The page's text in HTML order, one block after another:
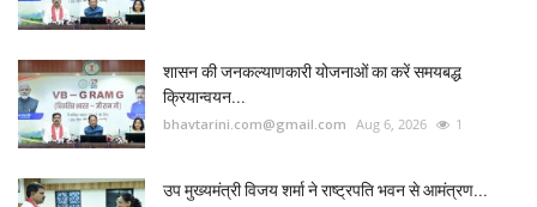
शासन की जनकल्याणकारी योजनाओं का करें समयबद्ध
क्रियान्वयन...
bhavtarini.com@gmail.com Aug 6, 2026 1
उप मुख्यमंत्री विजय शर्मा ने राष्ट्रपति भवन से आमंत्रण...